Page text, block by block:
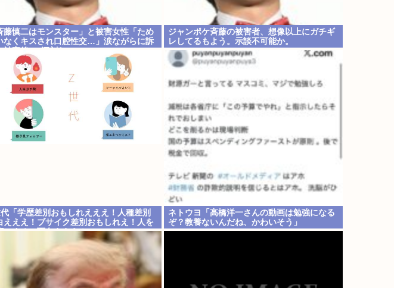
藤慎二はモンスター」と被害女性「ため
なくキスされ口腔性交…」涙ながらに訴
ジャンポケ斉藤の被害者、想像以上にガチギ
レしてるもよう。示談不可能か。
「学歴差別おもしれえええ！人種差別
えええ！ブサイク差別おもしれえ！人を
にするの面白えええ！」
ネトウヨ「高橋洋一さんの動画は勉強になる
ぞ？教養ないんだね、かわいそう」